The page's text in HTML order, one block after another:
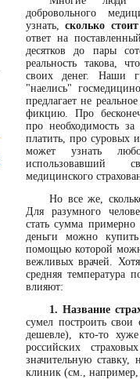
добровольного
узнать,сколько
ответ на
десятков до пары
реальность такова,
своих денег. Наши
"наелись"
предлагает не
фикцию. Про
про необходимость
платить, про суровых
может узнать
использовавший
медицинского
Но все же,
Для разумного
стать сумма
деньги можно купить
помощью которой
вежливых врачей.
средняя
влияют:
1. Название
сумел построить
дешевле), кто-то
российских
значительную ставку,
клиник (см., например,